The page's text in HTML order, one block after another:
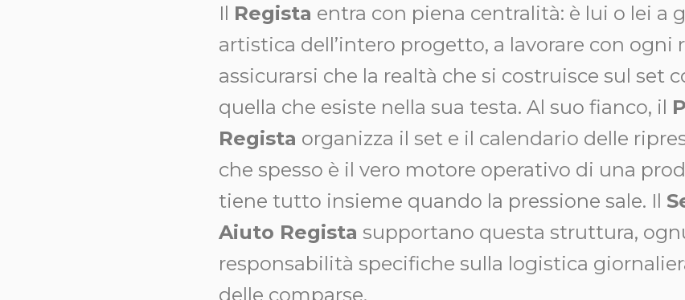
Il Regista entra con piena centralità: è lui o lei a
artistica dell’intero progetto, a lavorare con ogni
assicurarsi che la realtà che si costruisce sul set
quella che esiste nella sua testa. Al suo fianco, il
Regista organizza il set e il calendario delle
che spesso è il vero motore operativo di una
tiene tutto insieme quando la pressione sale. Il
Aiuto Regista supportano questa struttura,
responsabilità specifiche sulla logistica
delle comparse.